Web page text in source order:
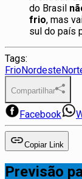
do Brasil
frio, mas
sul do país
Tags:
FrioNordeste
Compartilhar
Facebook
Copiar Link
Previsão